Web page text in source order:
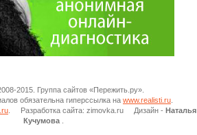
2015. Группа сайтов «Пережить.ру».
обязательна гиперссылка на www.realisti.ru
. Разработка сайта: zimovka.ru Дизайн - Наталья
Кучумова